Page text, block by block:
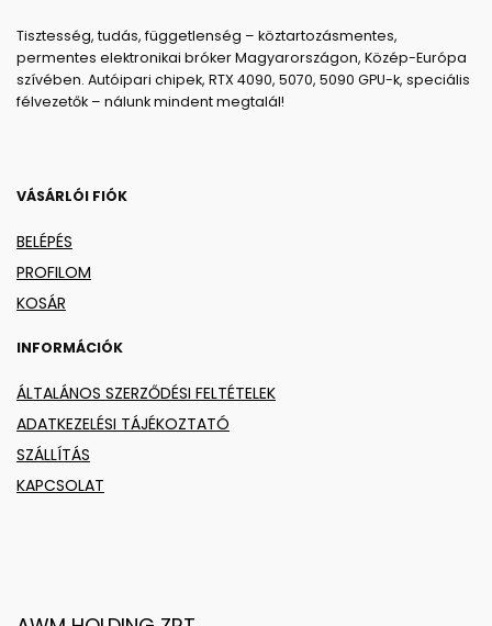
Tisztesség, tudás, függetlenség – köztartozásmentes,
permentes elektronikai bróker Magyarországon, Közép-Európa
szívében. Autóipari chipek, RTX 4090, 5070, 5090 GPU-k, speciális
félvezetők – nálunk mindent megtalál!
VÁSÁRLÓI FIÓK
BELÉPÉS
PROFILOM
KOSÁR
INFORMÁCIÓK
ÁLTALÁNOS SZERZŐDÉSI FELTÉTELEK
ADATKEZELÉSI TÁJÉKOZTATÓ
SZÁLLÍTÁS
KAPCSOLAT